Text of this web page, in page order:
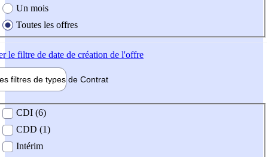
Un mois
Toutes les offres
le filtre de date de création de l'offre
filtres de types de Contrat
contrat
CDI (6)
CDD (1)
Intérim